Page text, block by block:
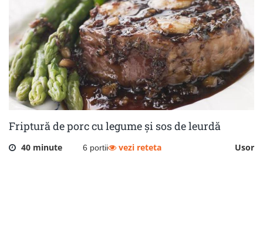
Friptură de porc cu legume și sos de leurdă
40 minute 6 portii Usor
vezi reteta